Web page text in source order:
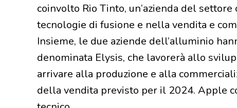
coinvolto Rio Tinto, un’azienda del
tecnologie di fusione e nella vendita e
Insieme, le due aziende dell’alluminio
denominata Elysis, che lavorerà allo
arrivare alla produzione e alla
della vendita previsto per il 2024. Apple